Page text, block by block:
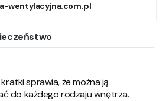
wentylacyjna.com.pl
sprawia, że można ją
do każdego rodzaju wnętrza.